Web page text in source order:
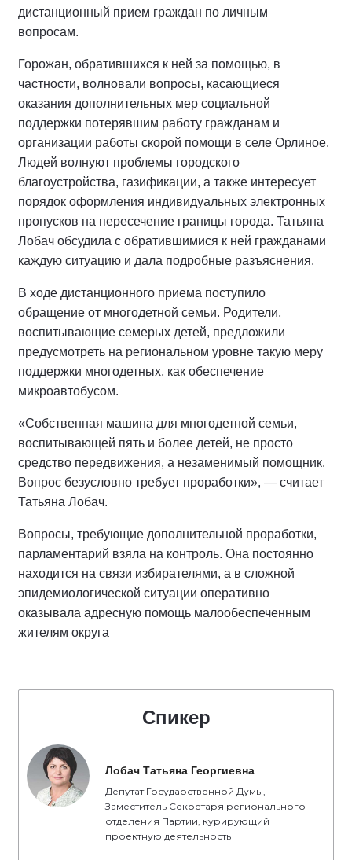
дистанционный прием граждан по личным
вопросам.
Горожан, обратившихся к ней за помощью, в
частности, волновали вопросы, касающиеся
оказания дополнительных мер социальной
поддержки потерявшим работу гражданам и
организации работы скорой помощи в селе Орлиное.
Людей волнуют проблемы городского
благоустройства, газификации, а также интересует
порядок оформления индивидуальных электронных
пропусков на пересечение границы города. Татьяна
Лобач обсудила с обратившимися к ней гражданами
каждую ситуацию и дала подробные разъяснения.
В ходе дистанционного приема поступило
обращение от многодетной семьи. Родители,
воспитывающие семерых детей, предложили
предусмотреть на региональном уровне такую меру
поддержки многодетных, как обеспечение
микроавтобусом.
«Собственная машина для многодетной семьи,
воспитывающей пять и более детей, не просто
средство передвижения, а незаменимый помощник.
Вопрос безусловно требует проработки», — считает
Татьяна Лобач.
Вопросы, требующие дополнительной проработки,
парламентарий взяла на контроль. Она постоянно
находится на связи избирателями, а в сложной
эпидемиологической ситуации оперативно
оказывала адресную помощь малообеспеченным
жителям округа
Спикер
Лобач Татьяна Георгиевна
Депутат Государственной Думы,
Заместитель Секретаря регионального
отделения Партии, курирующий
проектную деятельность